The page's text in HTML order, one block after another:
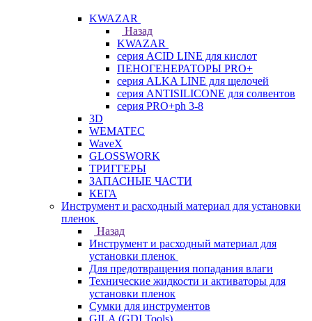
KWAZAR
Назад
KWAZAR
серия ACID LINE для кислот
ПЕНОГЕНЕРАТОРЫ PRO+
серия ALKA LINE для щелочей
серия ANTISILICONE для солвентов
серия PRO+ph 3-8
3D
WEMATEC
WaveX
GLOSSWORK
ТРИГГЕРЫ
ЗАПАСНЫЕ ЧАСТИ
КЕГА
Инструмент и расходный материал для установки
пленок
Назад
Инструмент и расходный материал для
установки пленок
Для предотвращения попадания влаги
Технические жидкости и активаторы для
установки пленок
Сумки для инструментов
GILA (GDI Tools)